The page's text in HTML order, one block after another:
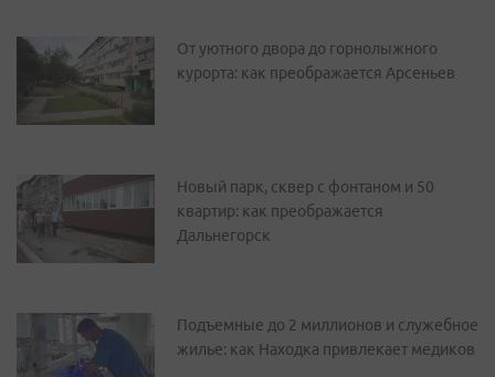
От уютного двора до горнолыжного
курорта: как преображается Арсеньев
Новый парк, сквер с фонтаном и 50
квартир: как преображается
Дальнегорск
Подъемные до 2 миллионов и служебное
жилье: как Находка привлекает медиков